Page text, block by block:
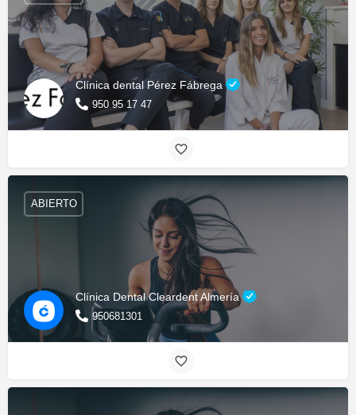
Clínica dental Pérez Fábrega
950 95 17 47
Clínica Dental Cleardent Almería
950681301
ABIERTO